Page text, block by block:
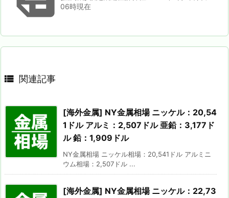
06時現在
 関連記事
[海外金属] NY金属相場 ニッケル：20,54
1ドル アルミ：2,507ドル 亜鉛：3,177ド
ル 鉛：1,909ドル
NY金属相場 ニッケル相場：20,541ドル アルミニ
ウム相場：2,507ドル ...
[海外金属] NY金属相場 ニッケル：22,73